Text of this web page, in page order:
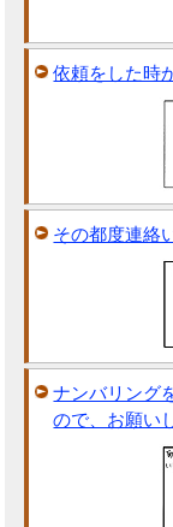
依頼をした時
その都度連絡
ナンバリング
ので、お願い